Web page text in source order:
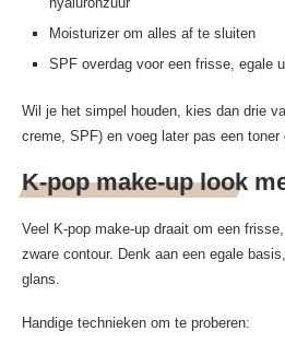
Moisturizer om alles af te sluiten
SPF overdag voor een frisse, egale
Wil je het simpel houden, kies dan drie
creme, SPF) en voeg later pas een toner
K-pop make-up look
Veel K-pop make-up draait om een
zware contour. Denk aan een egale
glans.
Handige technieken om te proberen: